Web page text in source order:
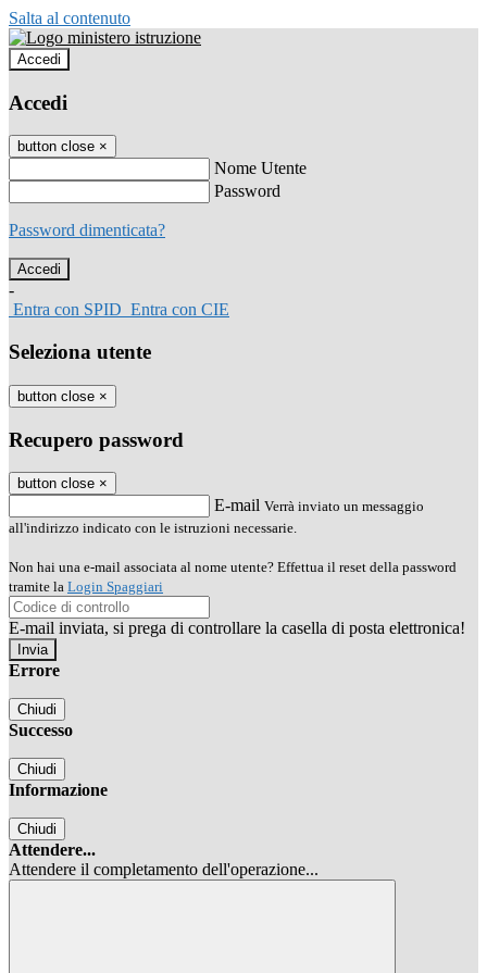
Salta al contenuto
Accedi
Accedi
button close ×
Nome Utente
Password
Password dimenticata?
-
Entra con SPID Entra con CIE
Seleziona utente
button close ×
Recupero password
button close ×
E-mail Verrà inviato un messaggio
all'indirizzo indicato con le istruzioni necessarie.
Non hai una e-mail associata al nome utente? Effettua il reset della password
tramite la Login Spaggiari
E-mail inviata, si prega di controllare la casella di posta elettronica!
Errore
Chiudi
Successo
Chiudi
Informazione
Chiudi
Attendere...
Attendere il completamento dell'operazione...